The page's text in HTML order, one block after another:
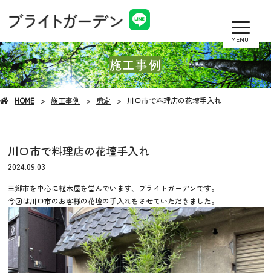
MENU
施工事例
HOME 施工事例 剪定 川口市で料理店の花壇手入れ
川口市で料理店の花壇手入れ
2024.09.03
三郷市を中心に植木屋を営んでいます、ブライトガーデンです。
今回は川口市のお客様の花壇の手入れをさせていただきました。